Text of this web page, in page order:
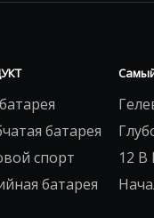
батарея
спорт
батарея
12 В